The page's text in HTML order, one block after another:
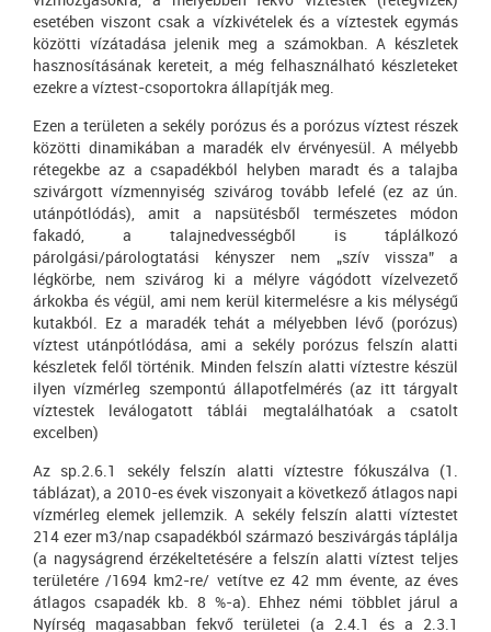
esetében viszont csak a vízkivételek és a víztestek egymás
közötti vízátadása jelenik meg a számokban. A készletek
hasznosításának kereteit, a még felhasználható készleteket
ezekre a víztest-csoportokra állapítják meg.
Ezen a területen a sekély porózus és a porózus víztest részek
közötti dinamikában a maradék elv érvényesül. A mélyebb
rétegekbe az a csapadékból helyben maradt és a talajba
szivárgott vízmennyiség szivárog tovább lefelé (ez az ún.
utánpótlódás), amit a napsütésből természetes módon
fakadó, a talajnedvességből is táplálkozó
párolgási/párologtatási kényszer nem „szív vissza” a
légkörbe, nem szivárog ki a mélyre vágódott vízelvezető
árkokba és végül, ami nem kerül kitermelésre a kis mélységű
kutakból. Ez a maradék tehát a mélyebben lévő (porózus)
víztest utánpótlódása, ami a sekély porózus felszín alatti
készletek felől történik. Minden felszín alatti víztestre készül
ilyen vízmérleg szempontú állapotfelmérés (az itt tárgyalt
víztestek leválogatott táblái megtalálhatóak a csatolt
excelben)
Az sp.2.6.1 sekély felszín alatti víztestre fókuszálva (1.
táblázat), a 2010-es évek viszonyait a következő átlagos napi
vízmérleg elemek jellemzik. A sekély felszín alatti víztestet
214 ezer m3/nap csapadékból származó beszivárgás táplálja
(a nagyságrend érzékeltetésére a felszín alatti víztest teljes
területére /1694 km2-re/ vetítve ez 42 mm évente, az éves
átlagos csapadék kb. 8 %-a). Ehhez némi többlet járul a
Nyírség magasabban fekvő területei (a 2.4.1 és a 2.3.1